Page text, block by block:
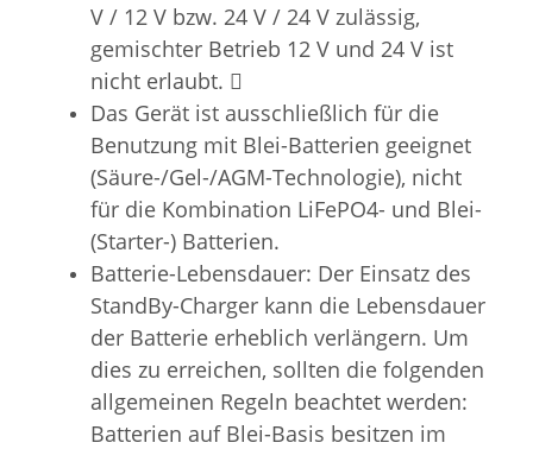
V / 12 V bzw. 24 V / 24 V zulässig,
gemischter Betrieb 12 V und 24 V ist
nicht erlaubt. 
Das Gerät ist ausschließlich für die
Benutzung mit Blei-Batterien geeignet
(Säure-/Gel-/AGM-Technologie), nicht
für die Kombination LiFePO4- und Blei-
(Starter-) Batterien.
Batterie-Lebensdauer: Der Einsatz des
StandBy-Charger kann die Lebensdauer
der Batterie erheblich verlängern. Um
dies zu erreichen, sollten die folgenden
allgemeinen Regeln beachtet werden:
Batterien auf Blei-Basis besitzen im